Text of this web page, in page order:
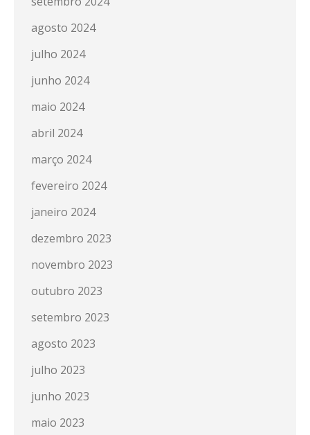
agosto 2024
julho 2024
junho 2024
maio 2024
abril 2024
março 2024
fevereiro 2024
janeiro 2024
dezembro 2023
novembro 2023
outubro 2023
setembro 2023
agosto 2023
julho 2023
junho 2023
maio 2023